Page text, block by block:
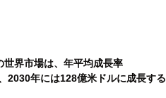
界市場は、年平均成長率
2030年には128億米ドルに成長する